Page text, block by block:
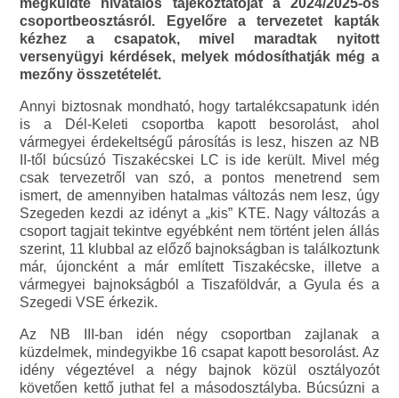
megküldte hivatalos tájékoztatóját a 2024/2025-ös
csoportbeosztásról. Egyelőre a tervezetet kapták
kézhez a csapatok, mivel maradtak nyitott
versenyügyi kérdések, melyek módosíthatják még a
mezőny összetételét.
Annyi biztosnak mondható, hogy tartalékcsapatunk idén
is a Dél-Keleti csoportba kapott besorolást, ahol
vármegyei érdekeltségű párosítás is lesz, hiszen az NB
II-től búcsúzó Tiszakécskei LC is ide került. Mivel még
csak tervezetről van szó, a pontos menetrend sem
ismert, de amennyiben hatalmas változás nem lesz, úgy
Szegeden kezdi az idényt a „kis” KTE. Nagy változás a
csoport tagjait tekintve egyébként nem történt jelen állás
szerint, 11 klubbal az előző bajnokságban is találkoztunk
már, újoncként a már említett Tiszakécske, illetve a
vármegyei bajnokságból a Tiszaföldvár, a Gyula és a
Szegedi VSE érkezik.
Az NB III-ban idén négy csoportban zajlanak a
küzdelmek, mindegyikbe 16 csapat kapott besorolást. Az
idény végeztével a négy bajnok közül osztályozót
követően kettő juthat fel a másodosztályba. Búcsúzni a